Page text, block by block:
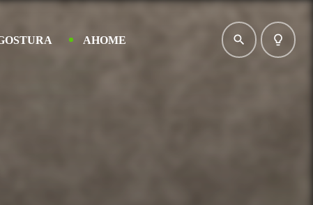
AHOME search lightbulb_outline